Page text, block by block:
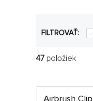
FILTROVAŤ:
47 položiek
Airbrush